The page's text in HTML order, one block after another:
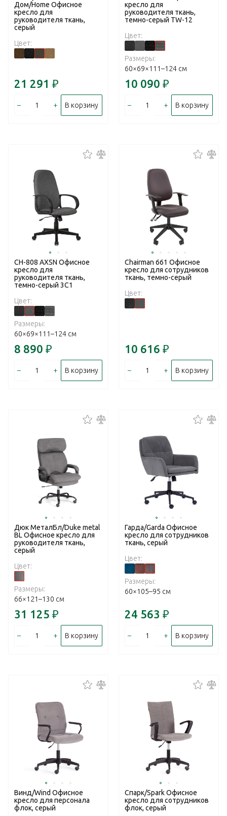
Дом/Home Офисное
кресло для
руководителя ткань,
серый
Цвет:
21 291 ₽
– + В корзину
кресло для
руководителя ткань,
темно-серый TW-12
Цвет:
Размеры:
60×69×111–124 см
10 090 ₽
– + В корзину
CH-808 AXSN Офисное
кресло для
руководителя ткань,
темно-серый 3C1
Цвет:
Размеры:
60×69×111–124 см
8 890 ₽
– + В корзину
Chairman 661 Офисное
кресло для сотрудников
ткань, темно-серый
Цвет:
10 616 ₽
– + В корзину
Дюк МеталБл/Duke metal
BL Офисное кресло для
руководителя ткань,
серый
Цвет:
Размеры:
66×121–130 см
31 125 ₽
– + В корзину
Гарда/Garda Офисное
кресло для сотрудников
ткань, серый
Цвет:
Размеры:
60×105–95 см
24 563 ₽
– + В корзину
Винд/Wind Офисное
кресло для персонала
флок, серый
Спарк/Spark Офисное
кресло для сотрудников
флок, серый